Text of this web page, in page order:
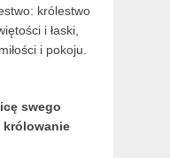
królestwo
i łaski,
i pokoju.
swego
królowanie